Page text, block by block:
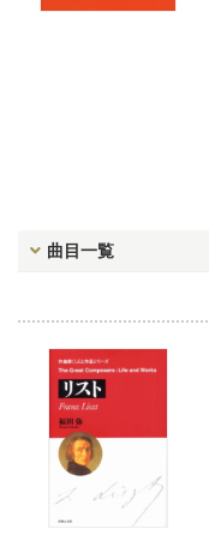
曲目一覧